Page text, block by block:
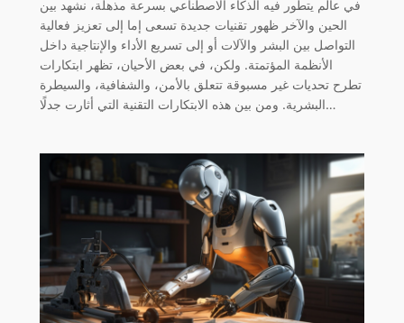
في عالم يتطور فيه الذكاء الاصطناعي بسرعة مذهلة، نشهد بين
الحين والآخر ظهور تقنيات جديدة تسعى إما إلى تعزيز فعالية
التواصل بين البشر والآلات أو إلى تسريع الأداء والإنتاجية داخل
الأنظمة المؤتمتة. ولكن، في بعض الأحيان، تظهر ابتكارات
تطرح تحديات غير مسبوقة تتعلق بالأمن، والشفافية، والسيطرة
البشرية. ومن بين هذه الابتكارات التقنية التي أثارت جدلًا…